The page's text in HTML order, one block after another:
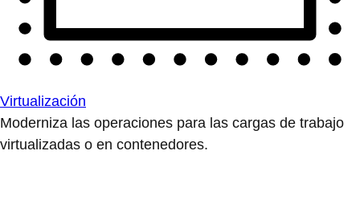
Virtualización
Moderniza las operaciones para las cargas de trabajo
virtualizadas o en contenedores.